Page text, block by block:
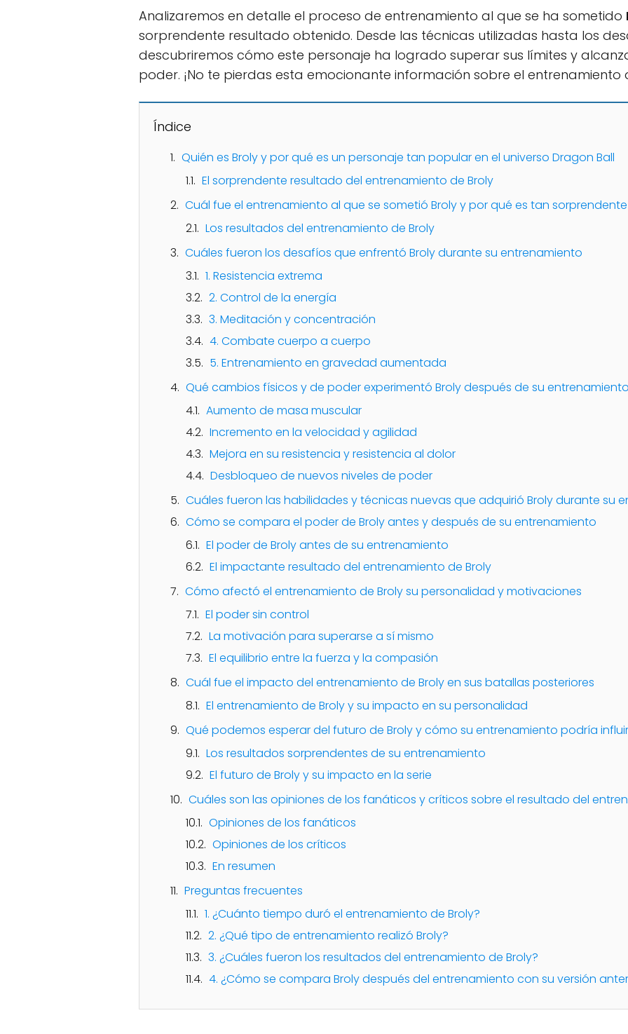
Analizaremos en detalle el proceso de entrenamiento al que se ha sometido
sorprendente resultado obtenido. Desde las técnicas utilizadas hasta los
descubriremos cómo este personaje ha logrado superar sus límites y
poder. ¡No te pierdas esta emocionante información sobre el entrenamiento
Índice
Quién es Broly y por qué es un personaje tan popular en el universo Dragon Ball
El sorprendente resultado del entrenamiento de Broly
Cuál fue el entrenamiento al que se sometió Broly y por qué es tan sorprendente
Los resultados del entrenamiento de Broly
Cuáles fueron los desafíos que enfrentó Broly durante su entrenamiento
1. Resistencia extrema
2. Control de la energía
3. Meditación y concentración
4. Combate cuerpo a cuerpo
5. Entrenamiento en gravedad aumentada
Qué cambios físicos y de poder experimentó Broly después de su entrenamiento
Aumento de masa muscular
Incremento en la velocidad y agilidad
Mejora en su resistencia y resistencia al dolor
Desbloqueo de nuevos niveles de poder
Cuáles fueron las habilidades y técnicas nuevas que adquirió Broly durante su
Cómo se compara el poder de Broly antes y después de su entrenamiento
El poder de Broly antes de su entrenamiento
El impactante resultado del entrenamiento de Broly
Cómo afectó el entrenamiento de Broly su personalidad y motivaciones
El poder sin control
La motivación para superarse a sí mismo
El equilibrio entre la fuerza y la compasión
Cuál fue el impacto del entrenamiento de Broly en sus batallas posteriores
El entrenamiento de Broly y su impacto en su personalidad
Qué podemos esperar del futuro de Broly y cómo su entrenamiento podría
Los resultados sorprendentes de su entrenamiento
El futuro de Broly y su impacto en la serie
Cuáles son las opiniones de los fanáticos y críticos sobre el resultado del
Opiniones de los fanáticos
Opiniones de los críticos
En resumen
Preguntas frecuentes
1. ¿Cuánto tiempo duró el entrenamiento de Broly?
2. ¿Qué tipo de entrenamiento realizó Broly?
3. ¿Cuáles fueron los resultados del entrenamiento de Broly?
4. ¿Cómo se compara Broly después del entrenamiento con su versión